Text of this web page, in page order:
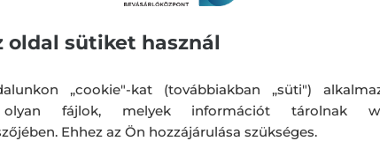
oldal sütiket használ
„cookie"-kat (továbbiakban „süti")
fájlok, melyek információt tárolnak
Ehhez az Ön hozzájárulása szükséges.